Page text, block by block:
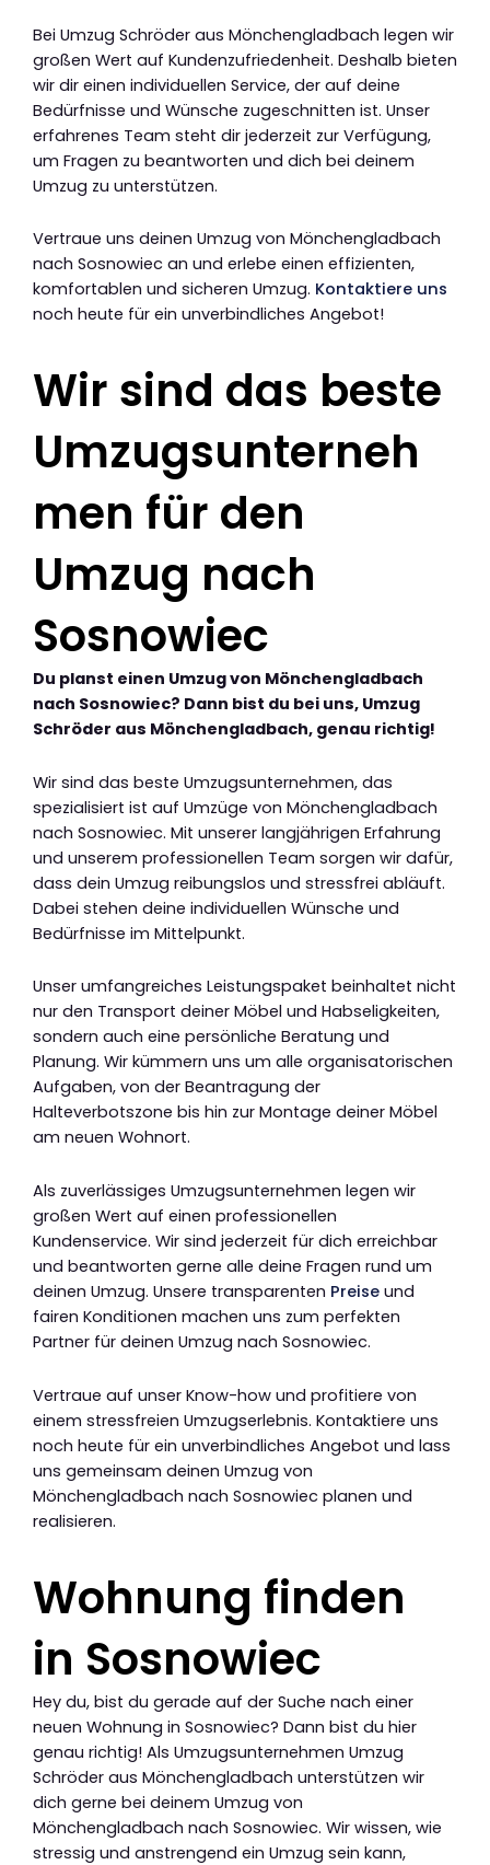
Bei Umzug Schröder aus Mönchengladbach legen wir
großen Wert auf Kundenzufriedenheit. Deshalb bieten
wir dir einen individuellen Service, der auf deine
Bedürfnisse und Wünsche zugeschnitten ist. Unser
erfahrenes Team steht dir jederzeit zur Verfügung,
um Fragen zu beantworten und dich bei deinem
Umzug zu unterstützen.
Vertraue uns deinen Umzug von Mönchengladbach
nach Sosnowiec an und erlebe einen effizienten,
komfortablen und sicheren Umzug. Kontaktiere uns
noch heute für ein unverbindliches Angebot!
Wir sind das beste
Umzugsunterneh
men für den
Umzug nach
Sosnowiec
Du planst einen Umzug von Mönchengladbach
nach Sosnowiec? Dann bist du bei uns, Umzug
Schröder aus Mönchengladbach, genau richtig!
Wir sind das beste Umzugsunternehmen, das
spezialisiert ist auf Umzüge von Mönchengladbach
nach Sosnowiec. Mit unserer langjährigen Erfahrung
und unserem professionellen Team sorgen wir dafür,
dass dein Umzug reibungslos und stressfrei abläuft.
Dabei stehen deine individuellen Wünsche und
Bedürfnisse im Mittelpunkt.
Unser umfangreiches Leistungspaket beinhaltet nicht
nur den Transport deiner Möbel und Habseligkeiten,
sondern auch eine persönliche Beratung und
Planung. Wir kümmern uns um alle organisatorischen
Aufgaben, von der Beantragung der
Halteverbotszone bis hin zur Montage deiner Möbel
am neuen Wohnort.
Als zuverlässiges Umzugsunternehmen legen wir
großen Wert auf einen professionellen
Kundenservice. Wir sind jederzeit für dich erreichbar
und beantworten gerne alle deine Fragen rund um
deinen Umzug. Unsere transparenten Preise und
fairen Konditionen machen uns zum perfekten
Partner für deinen Umzug nach Sosnowiec.
Vertraue auf unser Know-how und profitiere von
einem stressfreien Umzugserlebnis. Kontaktiere uns
noch heute für ein unverbindliches Angebot und lass
uns gemeinsam deinen Umzug von
Mönchengladbach nach Sosnowiec planen und
realisieren.
Wohnung finden
in Sosnowiec
Hey du, bist du gerade auf der Suche nach einer
neuen Wohnung in Sosnowiec? Dann bist du hier
genau richtig! Als Umzugsunternehmen Umzug
Schröder aus Mönchengladbach unterstützen wir
dich gerne bei deinem Umzug von
Mönchengladbach nach Sosnowiec. Wir wissen, wie
stressig und anstrengend ein Umzug sein kann,